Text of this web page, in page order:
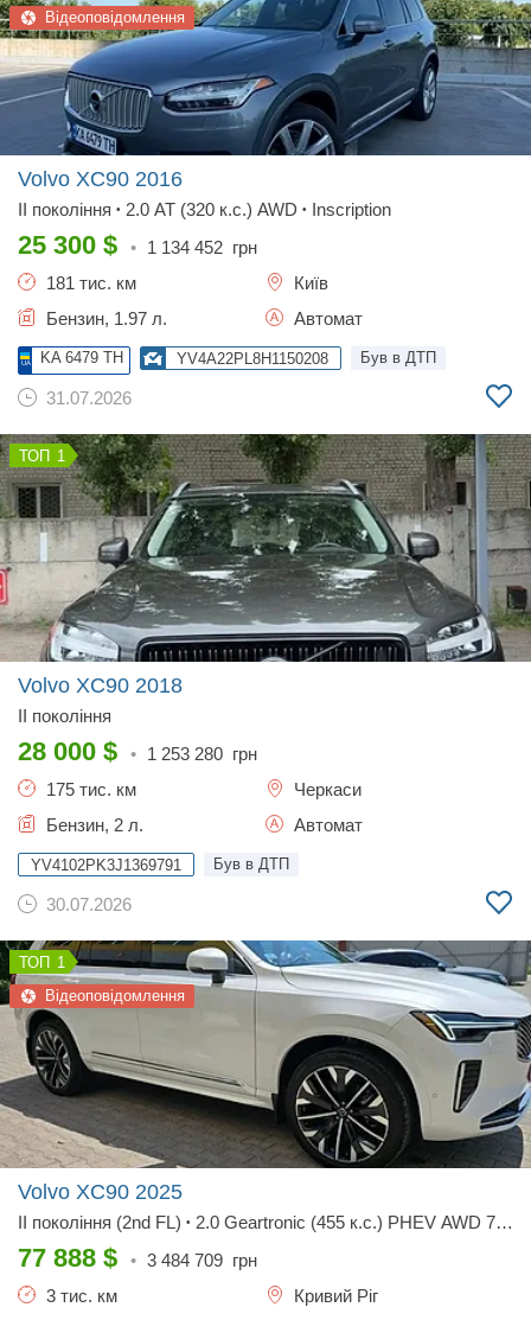
Відеоповідомлення
Volvo XC90 2016
II покоління • 2.0 AT (320 к.с.) AWD • Inscription
25 300 $ • 1 134 452 грн
181 тис. км
Київ
Бензин, 1.97 л.
Автомат
KA 6479 TH YV4A22PL8H1150208 Був в ДТП
31.07.2026
1
Volvo XC90 2018
II покоління
28 000 $ • 1 253 280 грн
175 тис. км
Черкаси
Бензин, 2 л.
Автомат
YV4102PK3J1369791 Був в ДТП
30.07.2026
1
Відеоповідомлення
Volvo XC90 2025
II покоління (2nd FL) • 2.0 Geartronic (455 к.с.) PHEV AWD 7s
Ultra Black Edition
77 888 $ • 3 484 709 грн
3 тис. км
Кривий Ріг